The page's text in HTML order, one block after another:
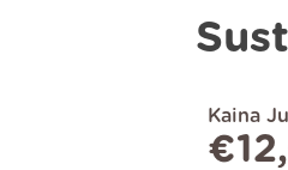
Kaina
€